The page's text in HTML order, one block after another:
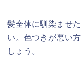
髪全体に馴染ませ
い。色つきが悪い
しょう。